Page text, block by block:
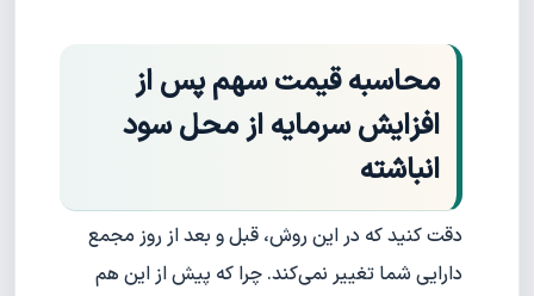
محاسبه قیمت سهم پس از
افزایش سرمایه از محل سود
انباشته
دقت کنید که در این روش، قبل و بعد از روز مجمع
دارایی شما تغییر نمی‌کند. چرا که پیش از این هم